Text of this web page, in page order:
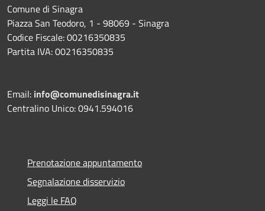
Comune di Sinagra
Piazza San Teodoro, 1 - 98069 - Sinagra
Codice Fiscale: 00216350835
Partita IVA: 00216350835
Email: info@comunedisinagra.it
Centralino Unico: 0941.594016
Prenotazione appuntamento
Segnalazione disservizio
Leggi le FAQ